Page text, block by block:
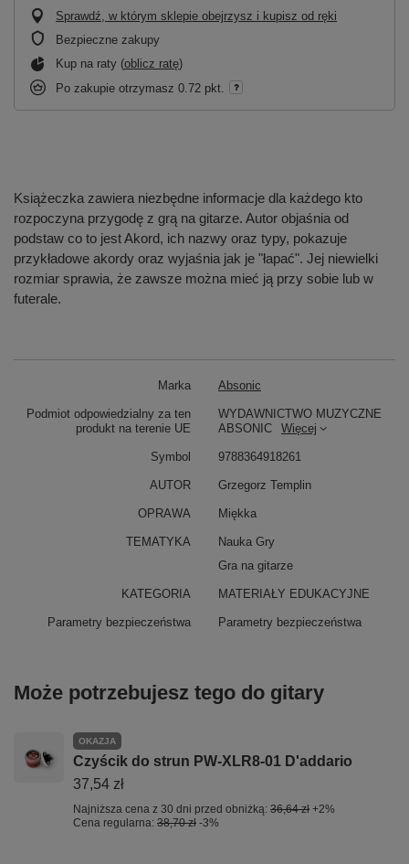
Sprawdź, w którym sklepie obejrzysz i kupisz od ręki
Bezpieczne zakupy
Kup na raty (oblicz ratę)
Po zakupie otrzymasz 0.72 pkt.
Książeczka zawiera niezbędne informacje dla każdego kto
rozpoczyna przygodę z grą na gitarze. Autor objaśnia od
podstaw co to jest Akord, ich nazwy oraz typy, pokazuje
przykładowe akordy oraz wyjaśnia jak je "łapać". Jej niewielki
rozmiar sprawia, że zawsze można mieć ją przy sobie lub w
futerale.
Marka Absonic
Podmiot odpowiedzialny za ten
produkt na terenie UE
WYDAWNICTWO MUZYCZNE
ABSONIC
Więcej
Symbol 9788364918261
AUTOR Grzegorz Templin
OPRAWA Miękka
TEMATYKA
Nauka Gry
Gra na gitarze
KATEGORIA MATERIAŁY EDUKACYJNE
Parametry bezpieczeństwa Parametry bezpieczeństwa
Może potrzebujesz tego do gitary
OKAZJA
Czyścik do strun PW-XLR8-01 D'addario
37,54 zł
Najniższa cena z 30 dni przed obniżką: 36,64 zł +2%
Cena regularna: 38,70 zł -3%